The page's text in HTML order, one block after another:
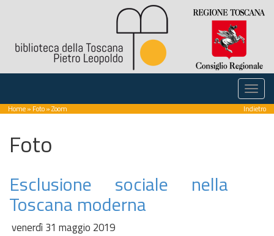
Home» Foto» Zoom Indietro
Foto
Esclusione sociale nella
Toscana moderna
venerdì 31 maggio 2019